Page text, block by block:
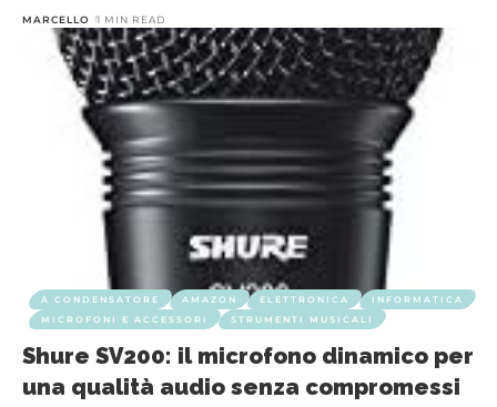
MARCELLO 1 MIN READ
A CONDENSATORE AMAZON ELETTRONICA
INFORMATICA
MICROFONI E ACCESSORI
STRUMENTI MUSICALI
Shure SV200: il microfono dinamico per
una qualità audio senza compromessi